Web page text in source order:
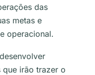
das
metas e
operacional.
irão trazer o